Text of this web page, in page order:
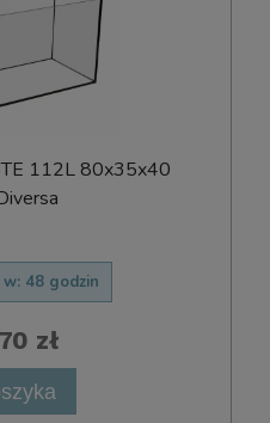
112L 80x35x40
w: 48 godzin
zł